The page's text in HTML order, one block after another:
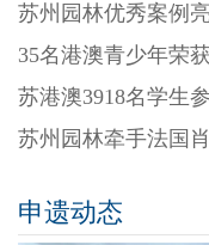
苏州园林优秀案例
35名港澳青少年荣
苏州园林牵手法国
申遗动态